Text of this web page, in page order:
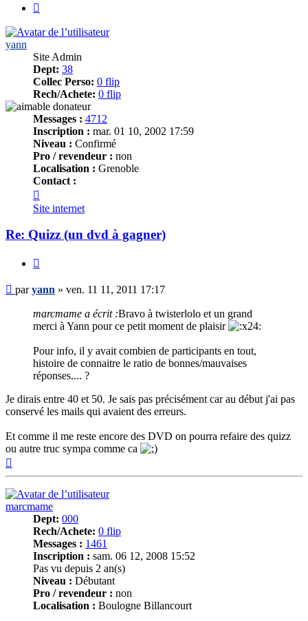
yann
Site Admin
Dept: 38
Collec Perso: 0 flip
Rech/Achete: 0 flip
Messages : 4712
Inscription : mar. 01 10, 2002 17:59
Niveau : Confirmé
Pro / revendeur : non
Localisation : Grenoble
Contact :
yann
Site internet
Re: Quizz (un dvd à gagner)
Message
paryann » ven. 11 11, 2011 17:17
marcmame a écrit :Bravo à twisterlolo et un grand
merci à Yann pour ce petit moment de plaisir
Pour info, il y avait combien de participants en tout,
histoire de connaitre le ratio de bonnes/mauvaises
réponses.... ?
Je dirais entre 40 et 50. Je sais pas précisément car au début j'ai pas
conservé les mails qui avaient des erreurs.
Et comme il me reste encore des DVD on pourra refaire des quizz
ou autre truc sympa comme ca
marcmame
Dept: 000
Rech/Achete: 0 flip
Messages : 1461
Inscription : sam. 06 12, 2008 15:52
Pas vu depuis 2 an(s)
Niveau : Débutant
Pro / revendeur : non
Localisation : Boulogne Billancourt